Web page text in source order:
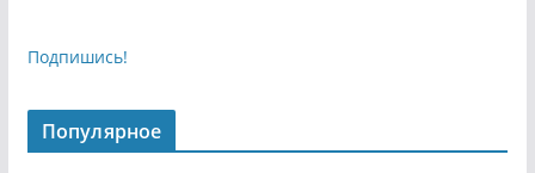
Подпишись!
Популярное